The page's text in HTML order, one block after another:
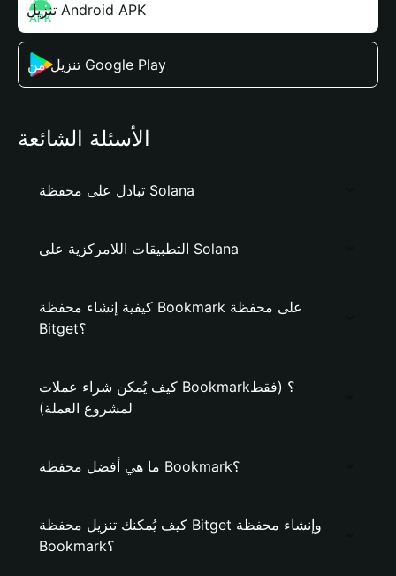
تنزيل Android APK
تنزيل من Google Play
الأسئلة الشائعة
تبادل على محفظة Solana
التطبيقات اللامركزية على Solana
كيفية إنشاء محفظة Bookmark على محفظة
Bitget؟
كيف يُمكن شراء عملات Bookmark؟ (فقط
لمشروع العملة)
ما هي أفضل محفظة Bookmark؟
كيف يُمكنك تنزيل محفظة Bitget وإنشاء محفظة
Bookmark؟